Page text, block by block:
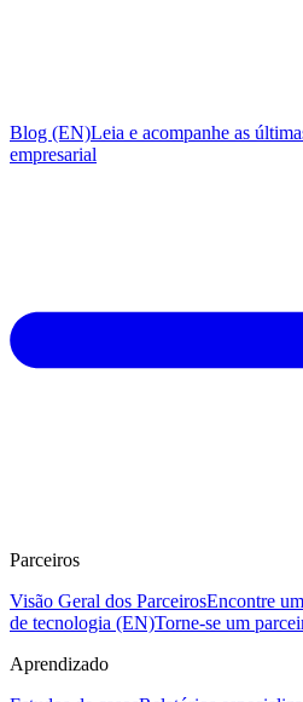
Blog (EN)Leia e acompanhe as
empresarial
Parceiros
Visão Geral dos ParceirosEncontre
de tecnologia (EN)Torne-se um
Aprendizado